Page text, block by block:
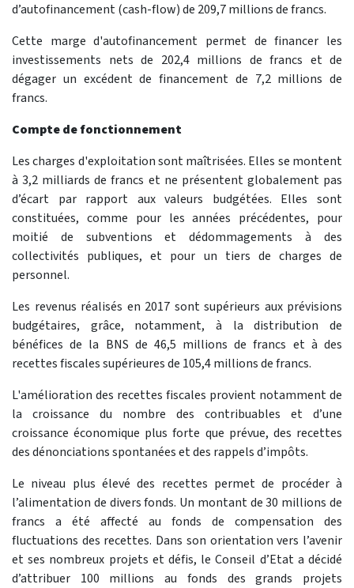
d’autofinancement (cash-flow) de 209,7 millions de francs.
Cette marge d'autofinancement permet de financer les
investissements nets de 202,4 millions de francs et de
dégager un excédent de financement de 7,2 millions de
francs.
Compte de fonctionnement
Les charges d'exploitation sont maîtrisées. Elles se montent
à 3,2 milliards de francs et ne présentent globalement pas
d’écart par rapport aux valeurs budgétées. Elles sont
constituées, comme pour les années précédentes, pour
moitié de subventions et dédommagements à des
collectivités publiques, et pour un tiers de charges de
personnel.
Les revenus réalisés en 2017 sont supérieurs aux prévisions
budgétaires, grâce, notamment, à la distribution de
bénéfices de la BNS de 46,5 millions de francs et à des
recettes fiscales supérieures de 105,4 millions de francs.
L'amélioration des recettes fiscales provient notamment de
la croissance du nombre des contribuables et d’une
croissance économique plus forte que prévue, des recettes
des dénonciations spontanées et des rappels d’impôts.
Le niveau plus élevé des recettes permet de procéder à
l’alimentation de divers fonds. Un montant de 30 millions de
francs a été affecté au fonds de compensation des
fluctuations des recettes. Dans son orientation vers l’avenir
et ses nombreux projets et défis, le Conseil d’Etat a décidé
d’attribuer 100 millions au fonds des grands projets